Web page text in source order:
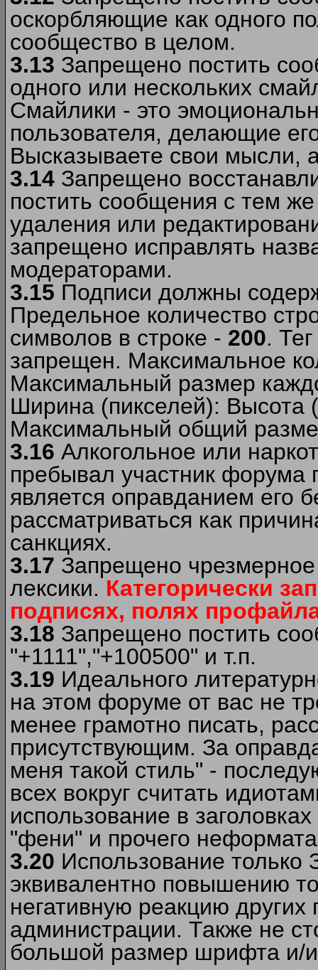
оскорбляющие как одного
сообщество в целом.
3.13 Запрещено постить
одного или нескольких
Смайлики - это
пользователя, делающие
Высказываете свои мысли,
3.14 Запрещено
постить сообщения с тем
удаления или
запрещено исправлять
модераторами.
3.15 Подписи должны
Предельное количество
символов в строке - 200.
запрещен. Максимальное
Максимальный размер
Ширина (пикселей): Высота
Максимальный общий
3.16 Алкогольное или
пребывал участник форума
является оправданием его
рассматриваться как
санкциях.
3.17 Запрещено
лексики. Категорически
подписях, полях
3.18 Запрещено постить
"+1111","+100500" и т.п.
3.19 Идеального
на этом форуме от вас не
менее грамотно писать,
присутствующим. За
меня такой стиль" -
всех вокруг считать
использование в
"фени" и прочего
3.20 Использование
эквивалентно повышению
негативную реакцию
администрации. Также не
большой размер шрифта и/